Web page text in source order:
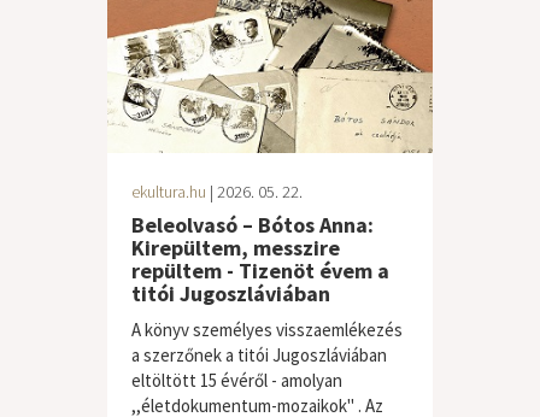
ekultura.hu | 2026. 05. 22.
Beleolvasó – Bótos Anna:
Kirepültem, messzire
repültem - Tizenöt évem a
titói Jugoszláviában
A könyv személyes visszaemlékezés
a szerzőnek a titói Jugoszláviában
eltöltött 15 évéről - amolyan
,,életdokumentum-mozaikok" . Az